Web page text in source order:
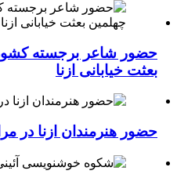
حضور شاعر برجسته
بعثت خیابانی ازنا
حضور هنرمندان ازنا در